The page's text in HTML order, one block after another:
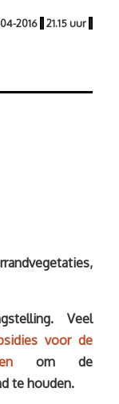
2016 | 21.15 uur |
Veel
voor de
om de
te houden.